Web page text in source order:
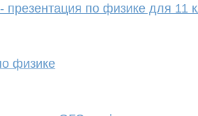
презентация по физике для 11
физике